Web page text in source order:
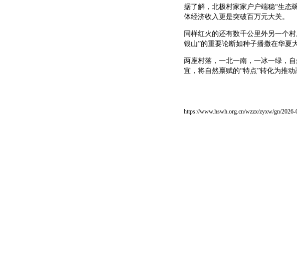
据了解，北极村家家户户端稳“生态
体经济收入更是突破百万元大关。
同样红火的还有数千公里外另一个
银山”的重要论断如种子播撒在华夏
两座村落，一北一南，一冰一绿，
宜，将自然禀赋的“特点”转化为推动
https://www.hswh.org.cn/wzzx/zyxw/gn/2026-